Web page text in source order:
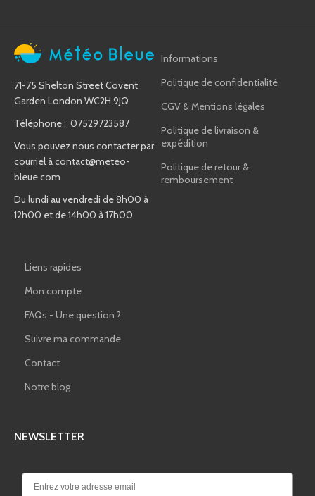
71-75 Shelton Street Covent
Garden London WC2H 9JQ
Téléphone : 07529723587
Vous pouvez nous contacter par
courriel àcontact@meteo-
bleue.com
Du lundi au vendredi de 8h00 à
12h00 et de 14h00 à 17h00.
Informations
Politique de confidentialité
CGV & Mentions légales
Politique de livraison &
expédition
Politique de retour &
remboursement
Liens rapides
Mon compte
FAQs - Une question ?
Suivre ma commande
Contact
Notre blog
NEWSLETTER